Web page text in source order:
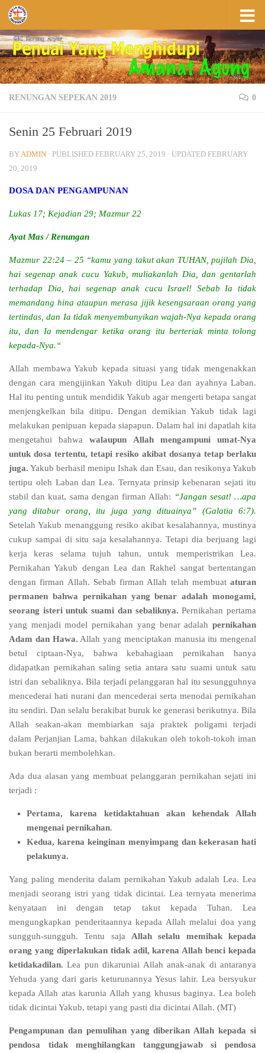
Skip to content
RENUNGAN SEPEKAN 2019 0
Senin 25 Februari 2019
BYADMIN · PUBLISHED FEBRUARY 25, 2019 · UPDATED FEBRUARY
20, 2019
DOSA DAN PENGAMPUNAN
Lukas 17; Kejadian 29; Mazmur 22
Ayat Mas / Renungan
Mazmur 22:24 – 25 “kamu yang takut akan TUHAN, pujilah Dia,
hai segenap anak cucu Yakub, muliakanlah Dia, dan gentarlah
terhadap Dia, hai segenap anak cucu Israel! Sebab Ia tidak
memandang hina ataupun merasa jijik kesengsaraan orang yang
tertindas, dan Ia tidak menyembunyikan wajah-Nya kepada orang
itu, dan Ia mendengar ketika orang itu berteriak minta tolong
kepada-Nya.“
Allah membawa Yakub kepada situasi yang tidak mengenakkan
dengan cara mengijinkan Yakub ditipu Lea dan ayahnya Laban.
Hal itu penting untuk mendidik Yakub agar mengerti betapa sangat
menjengkelkan bila ditipu. Dengan demikian Yakub tidak lagi
melakukan penipuan kepada siapapun. Dalam hal ini dapatlah kita
mengetahui bahwawalaupun Allah mengampuni umat-Nya
untuk dosa tertentu, tetapi resiko akibat dosanya tetap berlaku
juga. Yakub berhasil menipu Ishak dan Esau, dan resikonya Yakub
tertipu oleh Laban dan Lea. Ternyata prinsip kebenaran sejati itu
stabil dan kuat, sama dengan firman Allah: “Jangan sesat! …apa
yang ditabur orang, itu juga yang dituainya” (Galatia 6:7).
Setelah Yakub menanggung resiko akibat kesalahannya, mustinya
cukup sampai di situ saja kesalahannya. Tetapi dia berjuang lagi
kerja keras selama tujuh tahun, untuk memperistrikan Lea.
Pernikahan Yakub dengan Lea dan Rakhel sangat bertentangan
dengan firman Allah. Sebab firman Allah telah membuat aturan
permanen bahwa pernikahan yang benar adalah monogami,
seorang isteri untuk suami dan sebaliknya. Pernikahan pertama
yang menjadi model pernikahan yang benar adalah pernikahan
Adam dan Hawa. Allah yang menciptakan manusia itu mengenal
betul ciptaan-Nya, bahwa kebahagiaan pernikahan hanya
didapatkan pernikahan saling setia antara satu suami untuk satu
istri dan sebaliknya. Bila terjadi pelanggaran hal itu sesungguhnya
mencederai hati nurani dan mencederai serta menodai pernikahan
itu sendiri. Dan selalu berakibat buruk ke generasi berikutnya. Bila
Allah seakan-akan membiarkan saja praktek poligami terjadi
dalam Perjanjian Lama, bahkan dilakukan oleh tokoh-tokoh iman
bukan berarti membolehkan.
Ada dua alasan yang membuat pelanggaran pernikahan sejati ini
terjadi :
Pertama, karena ketidaktahuan akan kehendak Allah
mengenai pernikahan.
Kedua, karena keinginan menyimpang dan kekerasan hati
pelakunya.
Yang paling menderita dalam pernikahan Yakub adalah Lea. Lea
menjadi seorang istri yang tidak dicintai. Lea ternyata menerima
kenyataan ini dengan tetap takut kepada Tuhan. Lea
mengungkapkan penderitaannya kepada Allah melalui doa yang
sungguh-sungguh. Tentu saja Allah selalu memihak kepada
orang yang diperlakukan tidak adil, karena Allah benci kepada
ketidakadilan. Lea pun dikaruniai Allah anak-anak di antaranya
Yehuda yang dari garis keturunannya Yesus lahir. Lea bersyukur
kepada Allah atas karunia Allah yang khusus baginya. Lea boleh
tidak dicintai Yakub, tetapi yang pasti dia dicintai Allah. (MT)
Pengampunan dan pemulihan yang diberikan Allah kepada si
pendosa tidak menghilangkan tanggungjawab si pendosa